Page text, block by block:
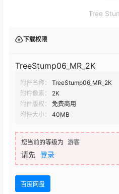
Tree
下载权限
TreeStump06_MR_2K
附件名称：
TreeStump06_MR_2K
附件像素：
2K
附件版权：
免费商用
附件大小：
40MB
您当前的等级为 游客
请先 登录
百度网盘